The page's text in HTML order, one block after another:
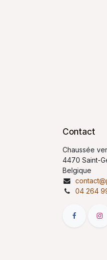
Contact
Chaussée
4470 Saint-
Belgique
04 264